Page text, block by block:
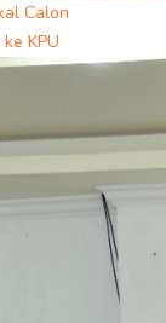
Calon
KPU